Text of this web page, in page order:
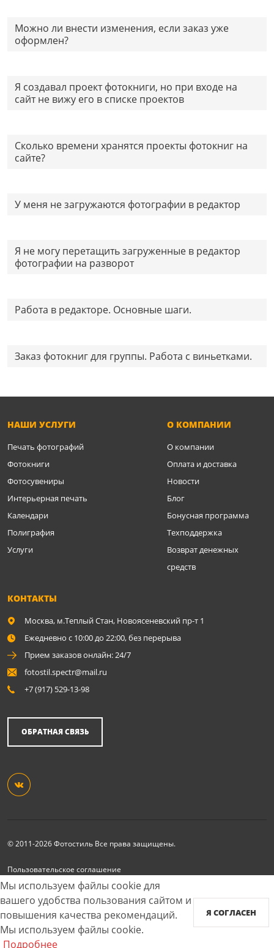
Можно ли внести изменения, если заказ уже
оформлен?
Я создавал проект фотокниги, но при входе на
сайт не вижу его в списке проектов
Сколько времени хранятся проекты фотокниг на
сайте?
У меня не загружаются фотографии в редактор
Я не могу перетащить загруженные в редактор
фотографии на разворот
Работа в редакторе. Основные шаги.
Заказ фотокниг для группы. Работа с виньетками.
Мы используем файлы cookie для
вашего удобства пользования сайтом и
повышения качества рекомендаций.
Мы используем файлы cookie.
Подробнее
Я СОГЛАСЕН
НАШИ УСЛУГИ
Печать фотографий
Фотокниги
Фотосувениры
Интерьерная печать
Календари
Полиграфия
Услуги
О КОМПАНИИ
О компании
Оплата и доставка
Новости
Блог
Бонусная программа
Техподдержка
Возврат денежных
средств
КОНТАКТЫ
Москва, м.Теплый Стан, Новоясеневский пр-т 1
Ежедневно с 10:00 до 22:00, без перерыва
Прием заказов онлайн: 24/7
fotostil.spectr@mail.ru
+7 (917) 529-13-98
ОБРАТНАЯ СВЯЗЬ
© 2011-2026 Фотостиль Все права защищены.
Пользовательское соглашение
Согласие на обработку персональных данных
Карта сайта
Принимаем к оплате